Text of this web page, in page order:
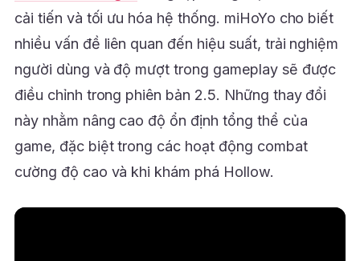
cải tiến và tối ưu hóa hệ thống. miHoYo cho biết
nhiều vấn đề liên quan đến hiệu suất, trải nghiệm
người dùng và độ mượt trong gameplay sẽ được
điều chỉnh trong phiên bản 2.5. Những thay đổi
này nhằm nâng cao độ ổn định tổng thể của
game, đặc biệt trong các hoạt động combat
cường độ cao và khi khám phá Hollow.